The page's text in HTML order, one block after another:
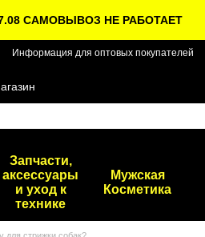
САМОВЫВОЗ НЕ РАБОТАЕТ
Информация для оптовых покупателей
Запчасти,
аксессуары
и уход к
технике
Мужская
Косметика